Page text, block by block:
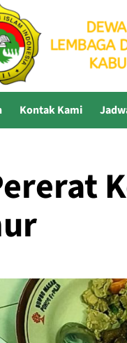
Kontak Kami
Dakwah